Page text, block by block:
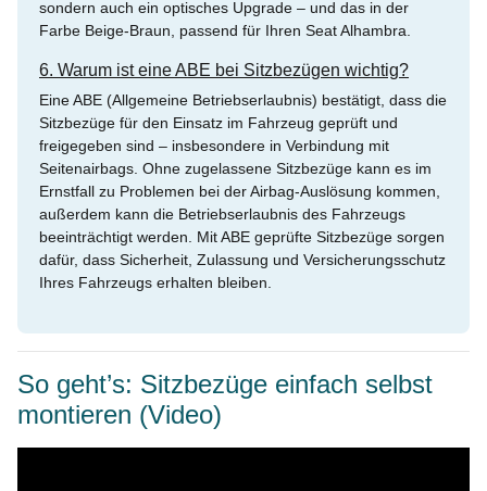
sondern auch ein optisches Upgrade – und das in der
Farbe Beige-Braun, passend für Ihren Seat Alhambra.
6. Warum ist eine ABE bei Sitzbezügen wichtig?
Eine ABE (Allgemeine Betriebserlaubnis) bestätigt, dass die
Sitzbezüge für den Einsatz im Fahrzeug geprüft und
freigegeben sind – insbesondere in Verbindung mit
Seitenairbags. Ohne zugelassene Sitzbezüge kann es im
Ernstfall zu Problemen bei der Airbag-Auslösung kommen,
außerdem kann die Betriebserlaubnis des Fahrzeugs
beeinträchtigt werden. Mit ABE geprüfte Sitzbezüge sorgen
dafür, dass Sicherheit, Zulassung und Versicherungsschutz
Ihres Fahrzeugs erhalten bleiben.
So geht’s: Sitzbezüge einfach selbst
montieren (Video)